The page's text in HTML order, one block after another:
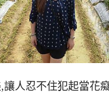
讓人忍不住犯起當花